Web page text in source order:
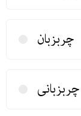
چربزبان
چربزبانی